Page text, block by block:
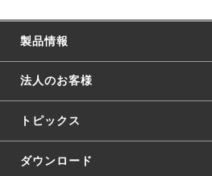
製品情報
法人のお客様
トピックス
ダウンロード